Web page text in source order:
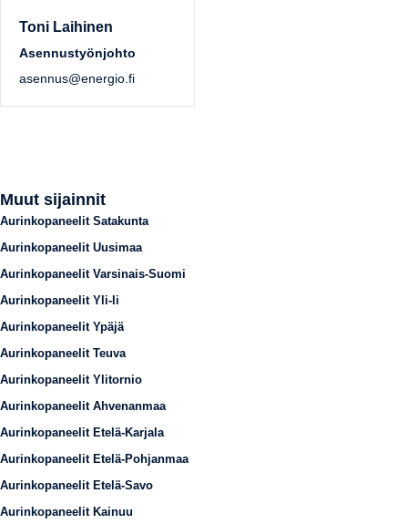
Toni Laihinen
Asennustyönjohto
asennus@energio.fi
Muut sijainnit
Aurinkopaneelit Satakunta
Aurinkopaneelit Uusimaa
Aurinkopaneelit Varsinais-Suomi
Aurinkopaneelit Yli-Ii
Aurinkopaneelit Ypäjä
Aurinkopaneelit Teuva
Aurinkopaneelit Ylitornio
Aurinkopaneelit Ahvenanmaa
Aurinkopaneelit Etelä-Karjala
Aurinkopaneelit Etelä-Pohjanmaa
Aurinkopaneelit Etelä-Savo
Aurinkopaneelit Kainuu